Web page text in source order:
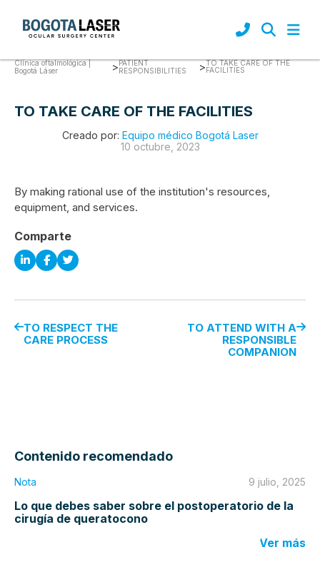
Clínica oftalmológica |
Bogotá Láser
>PATIENT
RESPONSIBILITIES
>TO TAKE CARE OF THE
FACILITIES
TO TAKE CARE OF THE FACILITIES
Creado por: Equipo médico Bogotá Laser
10 octubre, 2023
By making rational use of the institution's resources,
equipment, and services.
Comparte
TO RESPECT THE
CARE PROCESS
TO ATTEND WITH A
RESPONSIBLE
COMPANION
Contenido recomendado
Nota 9 julio, 2025
Lo que debes saber sobre el postoperatorio de la
cirugía de queratocono
Ver más